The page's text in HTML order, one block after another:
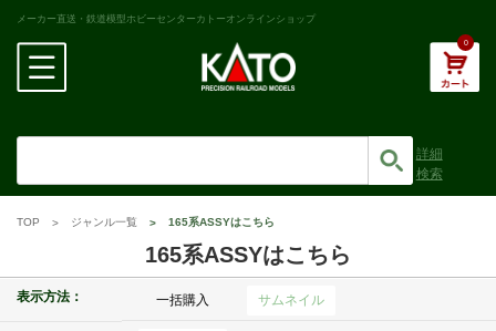
メーカー直送・鉄道模型ホビーセンターカトーオンラインショップ
0
詳細
検索
TOP ジャンル一覧 165系ASSYはこちら
165系ASSYはこちら
表示方法： 一括購入 サムネイル